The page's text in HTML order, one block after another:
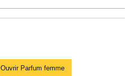
Ouvrir Parfum femme